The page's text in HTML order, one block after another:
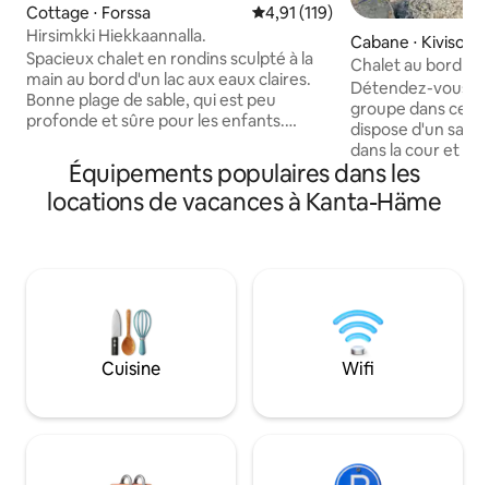
Cottage ⋅ Forssa Évaluation moyenne sur la
4,91 (119)
Hirsimkki Hiekkaannalla.
Spacieux chalet en rondins sculpté à la
main au bord d'un lac aux eaux claires.
Bonne plage de sable, qui est peu
profonde et sûre pour les enfants.
équipé du chauffage électrique et d'une
cheminée de réserve. Le bois de
chauffage est inclus dans le loyer. Les
bois à proximité. De belles destinations
de tourisme de nature, telles que des
parcs nationaux, sont à une courte
distance en voiture. Distance d'Helsinki,
Cabane ⋅ Kivisoja
Chalet au bord
Nature et Paix]
Détendez-vous
groupe dans ce
dispose d'un
dans la cour et
pourrez vous
dans la cour où
baigner (en hiver
paradis. Il y a
dans la cour et
les jeux de cour.
pouvez cueillir
dans les bois.
Équipements populaires dans les
locations de vacances à Kanta-Häme
Cuisine Wifi